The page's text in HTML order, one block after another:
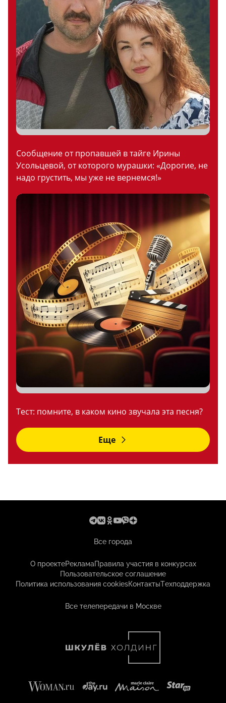
Сообщение от пропавшей в тайге Ирины
Усольцевой, от которого мурашки: «Дорогие, не
надо грустить, мы уже не вернемся!»
Тест: помните, в каком кино звучала эта песня?
Еще
Все города
О проектеРекламаПравила участия в конкурсах
Пользовательское соглашение
Политика использования cookiesКонтактыТехподдержка
Все телепередачи в Москве